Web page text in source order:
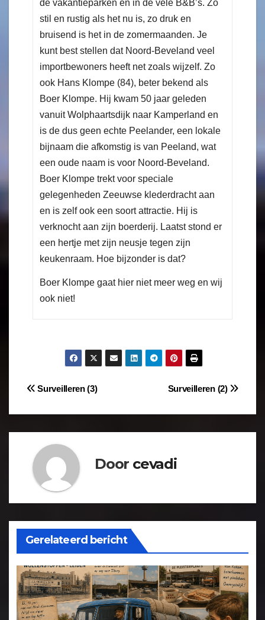
de vakantieparken en in de vele B&B’s. Zo
stil en rustig als het nu is, zo druk en
bruisend is het in de zomermaanden. Je
kunt best stellen dat Noord-Beveland veel
importbewoners heeft net zoals wijzelf. Zo
ook Hans Klompe (84), beter bekend als
Boer Klompe. Hij kwam 50 jaar geleden
vanuit Wolphaartsdijk naar Kamperland en
is de dus geen echte Peelander, een lokale
bijnaam die afkomstig is van Peeland, wat
een oude naam is voor Noord-Beveland.
Boer Klompe trekt voor speciale
gelegenheden Zeeuwse klederdracht aan
en is zelf ook een soort attractie. Hij is
verknocht aan zijn boerderij. Laatst stond er
een hertje met zijn neusje tegen zijn
keukenraam. Hoe bijzonder is dat?
Boer Klompe gaat hier niet meer weg en wij
ook niet!
Surveilleren (2)
Surveilleren (3)
Door cevadi
Gerelateerd bericht